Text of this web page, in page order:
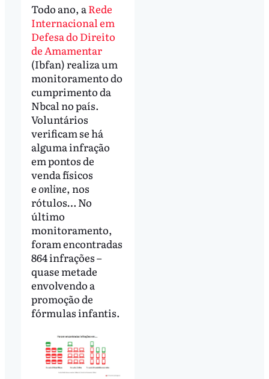
Todo ano, a Rede
Internacional em
Defesa do Direito
de Amamentar
(Ibfan) realiza um
monitoramento do
cumprimento da
Nbcal no país.
Voluntários
verificam se há
alguma infração
em pontos de
venda físicos
eonline, nos
rótulos… No
último
monitoramento,
foram encontradas
864 infrações –
quase metade
envolvendo a
promoção de
fórmulas infantis.